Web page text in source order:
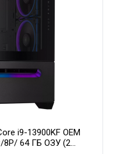
i9-13900KF OEM
8P/ 64 ГБ ОЗУ (2